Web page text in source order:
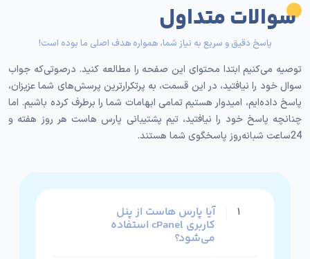
بار در ایران
بک آپ گیری و امکان ریستور آن به صورت روزانه
فضای ذخیره سازی SSD مجزا جهت وب سرورها و
سرور پایگاه داده
امکان ارتقاء از سرویس های دیگر به سرویس هاست
لینوکس حرفه ای
تضمین آپ تایم سرویس ها
امکان DNS اختصاصی ( رایگان )
هاست لینوکس حرفه ای نسبت به هاست لینوکس معمولی
امکانات بیشتری دارد. تعداد سایت هایی که روی سرور این
هاست میزبانی می شوند، بسیار کمتر از هاست لینوکس
سوالات متداول
پاسخ دقیق و سریع به نیاز شما، همواره هدف اصلی ما بوده است!
توصیه می‌کنیم ابتدا محتوای این صفحه را مطالعه کنید. درصوتی‌که جواب
سوال خود را نیافتید، در این قسمت، به پرتکرارترین پرسش‌های شما عزیزان،
پاسخ داده‌ایم، امیدوار هستیم تمامی ابهامات شما را برطرف کرده باشیم. اما
چنانچه پاسخ خود را نیافتید، تیم پشتیبانی پارس هاست هر روز هفته و
24ساعت شبانه‌روز پاسخگوی شما هستند.
۱ آیا پارس هاست از پنل
کاربری cPanel استفاده
می‌شود؟